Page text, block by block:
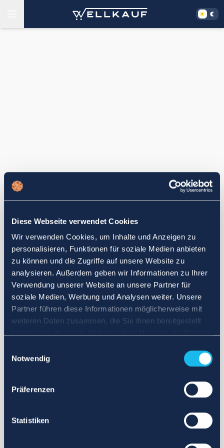
Diese Webseite verwendet Cookies
Wir verwenden Cookies, um Inhalte und Anzeigen zu
personalisieren, Funktionen für soziale Medien anbieten
zu können und die Zugriffe auf unsere Website zu
analysieren. Außerdem geben wir Informationen zu Ihrer
Verwendung unserer Website an unsere Partner für
soziale Medien, Werbung und Analysen weiter. Unsere
Partner führen diese Informationen möglicherweise mit
weiteren Daten zusammen, die Sie ihnen bereitgestellt
Notwendig
Präferenzen
Statistiken